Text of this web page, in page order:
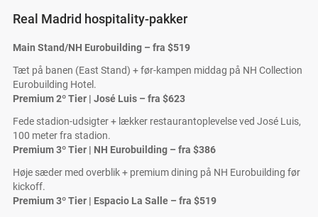
Real Madrid hospitality-pakker
Main Stand/NH Eurobuilding – fra $519
Tæt på banen (East Stand) + før-kampen middag på NH Collection
Eurobuilding Hotel.
Premium 2º Tier | José Luis – fra $623
Fede stadion-udsigter + lækker restaurantoplevelse ved José Luis,
100 meter fra stadion.
Premium 3º Tier | NH Eurobuilding – fra $386
Høje sæder med overblik + premium dining på NH Eurobuilding før
kickoff.
Premium 3º Tier | Espacio La Salle – fra $519